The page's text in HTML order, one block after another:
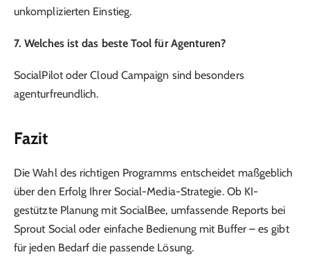
unkomplizierten Einstieg.
7. Welches ist das beste Tool für Agenturen?
SocialPilot oder Cloud Campaign sind besonders
agenturfreundlich.
Fazit
Die Wahl des richtigen Programms entscheidet maßgeblich
über den Erfolg Ihrer Social-Media-Strategie. Ob KI-
gestützte Planung mit SocialBee, umfassende Reports bei
Sprout Social oder einfache Bedienung mit Buffer – es gibt
für jeden Bedarf die passende Lösung.